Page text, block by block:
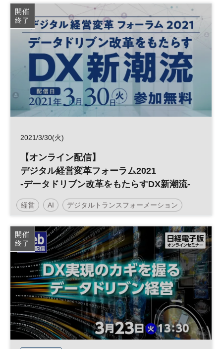
イノベーション 大学 スタートアップ
シリコンバレー 起業 DX
オープンイノベーション 平日夜開催
開催
終了
2021/3/30(火)
【オンライン配信】
デジタル経営変革フォーラム2021
-データドリブン改革をもたらすDX新潮流-
経営 AI デジタルトランスフォーメーション
人工知能 業務効率化 CX デジタル DX
参加無料
開催
終了